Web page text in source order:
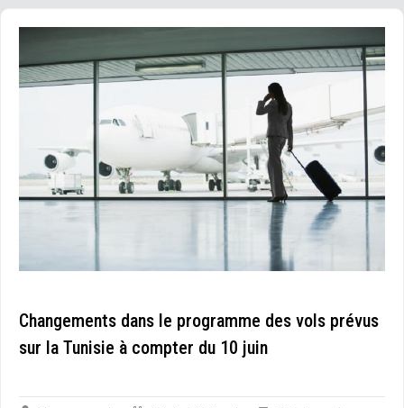
Changements dans le programme des vols prévus
sur la Tunisie à compter du 10 juin